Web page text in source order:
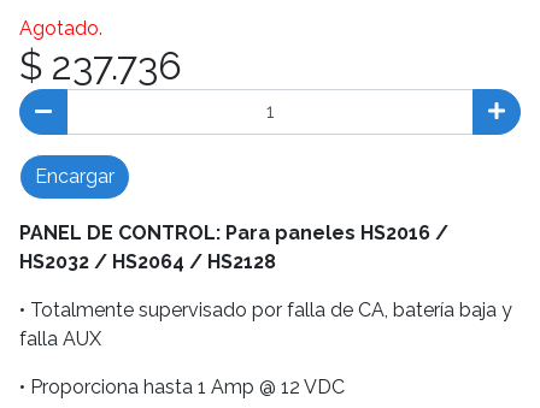
Agotado.
$ 237.736
Encargar
PANEL DE CONTROL: Para paneles HS2016 /
HS2032 / HS2064 / HS2128
• Totalmente supervisado por falla de CA, batería baja y
falla AUX
• Proporciona hasta 1 Amp @ 12 VDC